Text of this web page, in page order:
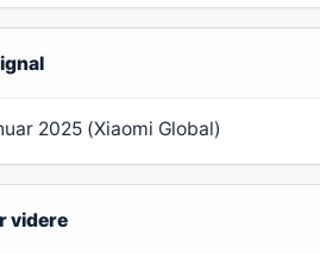
2025 (Xiaomi Global)
videre